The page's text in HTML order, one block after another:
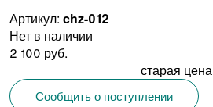
Артикул: chz-012
Нет в наличии
2 100 руб.
старая цена
Сообщить о поступлении